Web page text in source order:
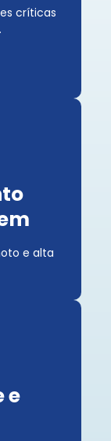
críticas
e alta
e